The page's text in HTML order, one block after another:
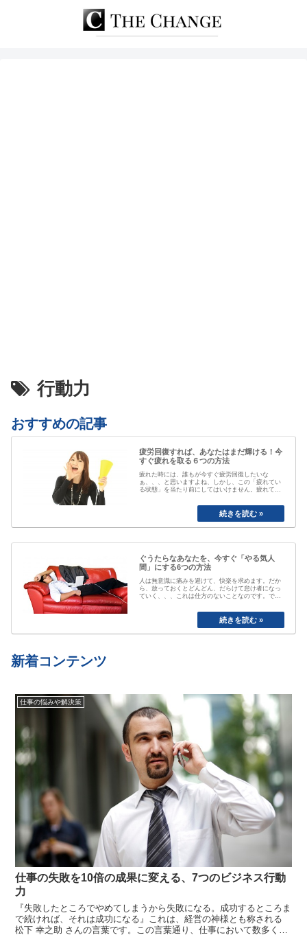
行動力
おすすめの記事
疲労回復すれば、あなたはまだ輝ける！今
すぐ疲れを取る６つの方法
疲れた時には、誰もが今すぐ疲労回復したいな
ぁ、、、と思いますよね、しかし、この「疲れてい
る状態」を当たり前にしてはいけません。疲れてい
がて気付かなくなってしまいます。「最近疲れてい
ますよね」と誰かに声を掛けられるまで、自分は大
丈夫と思ってしまっていたり、いつのまにか覇気が
感…
ぐうたらなあなたを、今すぐ「やる気人
間」にする6つの方法
人は無意識に痛みを避けて、快楽を求めます。だか
ら、放っておくとどんどん、だらけて怠け者になっ
ていく、、、これは仕方のないことなのです。で
私も以前は、おもいきり、「ぐうたら属性」でし
た。食べたら寝る、めんどくさいから明日でいい
や、、と言い続けて結局やらない、忘れてしまう
etc…
新着コンテンツ
仕事の悩みや解決策
仕事の失敗を10倍の成果に変える、7つのビジネス行動
力
『失敗したところでやめてしまうから失敗になる。成功するところま
で続ければ、それは成功になる』これは、経営の神様とも称される
松下 幸之助 さんの言葉です。この言葉通り、仕事において数多くの